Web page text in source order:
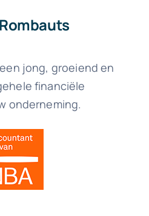
jong, groeiend en
financiële
onderneming.